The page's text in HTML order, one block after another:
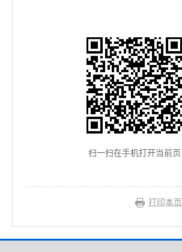
扫一扫在手机打开当前页
打印本页